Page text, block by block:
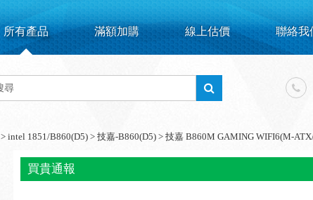
所有產品 滿額加購 線上估價 聯絡我
> intel 1851/B860(D5) > 技嘉-B860(D5) > 技嘉 B860M GAMING WIFI6(M-
買貴通報